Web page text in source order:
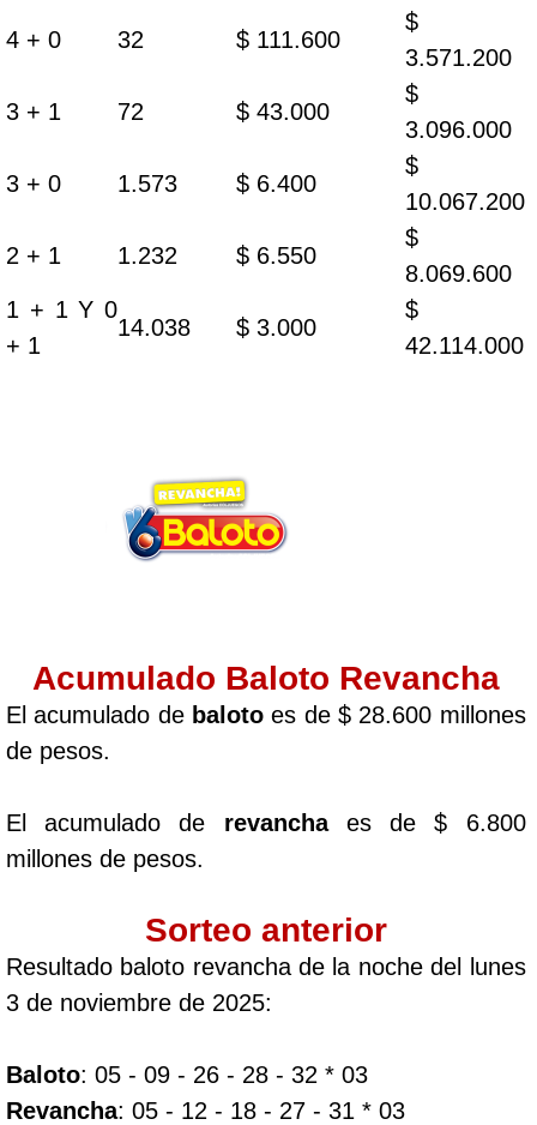
4 + 0 32 $ 111.600
$
3.571.200
3 + 1 72 $ 43.000
$
3.096.000
3 + 0 1.573 $ 6.400
$
10.067.200
2 + 1 1.232 $ 6.550
$
8.069.600
1 + 1 Y 0
+ 1
14.038 $ 3.000
$
42.114.000
Acumulado Baloto Revancha
El acumulado de balotoes de $ 28.600 millones
de pesos.
El acumulado de revanchaes de $ 6.800
millones de pesos.
Sorteo anterior
Resultado baloto revancha de la noche del lunes
3 de noviembre de 2025:
Baloto: 05 - 09 - 26 - 28 - 32 * 03
Revancha: 05 - 12 - 18 - 27 - 31 * 03